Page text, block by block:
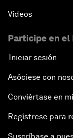
Vídeos
Participe en el
Iniciar sesión
Asóciese con
Conviértase en
Regístrese para